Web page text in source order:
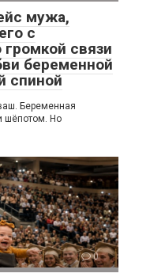
мужа,
с
связи
беременной
спиной
Беременная
шёпотом. Но
0